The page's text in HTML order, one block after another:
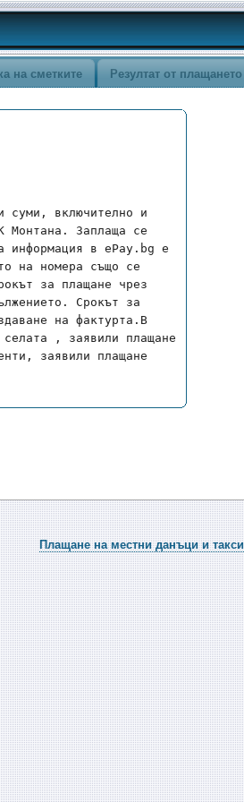
на сметките Резултат от плащането
суми, включително и
Монтана. Заплаща се
информация в ePay.bg е
на номера също се
за плащане чрез
Срокът за
на фактурта.В
, заявили плащане
заявили плащане
Плащане на местни данъци и такси